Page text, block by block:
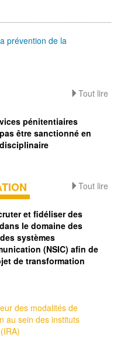
prévention de la
Tout lire
pénitentiaires
être sanctionné en
Tout lire
et fidéliser des
le domaine des
systèmes
(NSIC) afin de
de transformation
des modalités de
au sein des instituts